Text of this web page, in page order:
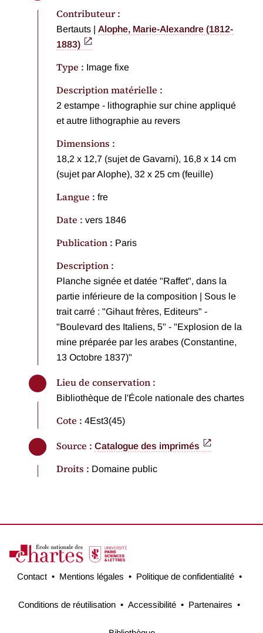
Contributeur :
Bertauts | Alophe, Marie-Alexandre (1812-
1883)
Type : Image fixe
Description matérielle :
2 estampe - lithographie sur chine appliqué
et autre lithographie au revers
Dimensions :
18,2 x 12,7 (sujet de Gavarni), 16,8 x 14 cm
(sujet par Alophe), 32 x 25 cm (feuille)
Langue : fre
Date : vers 1846
Publication : Paris
Description :
Planche signée et datée "Raffet", dans la
partie inférieure de la composition | Sous le
trait carré : "Gihaut frères, Editeurs" -
"Boulevard des Italiens, 5" - "Explosion de la
mine préparée par les arabes (Constantine,
13 Octobre 1837)"
Lieu de conservation :
Bibliothèque de l'École nationale des chartes
Cote : 4Est3(45)
Source : Catalogue des imprimés
Droits : Domaine public
Contact Mentions légales Politique de confidentialité
Conditions de réutilisation Accessibilité Partenaires